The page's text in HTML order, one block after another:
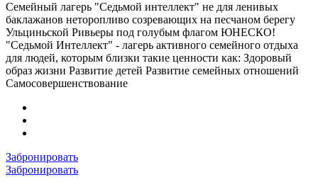
Семейный лагерь "Седьмой интеллект" не для ленивых
баклажанов неторопливо созревающих на песчаном берегу
Ульциньской Ривьеры под голубым флагом ЮНЕСКО!
"Седьмой Интеллект" - лагерь активного семейного отдыха
для людей, которым близки такие ценности как: Здоровый
образ жизни Развитие детей Развитие семейных отношений
Самосовершенствование
Забронировать
Забронировать